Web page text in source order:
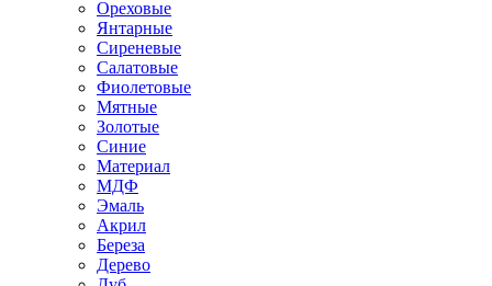
Ореховые
Янтарные
Сиреневые
Салатовые
Фиолетовые
Мятные
Золотые
Синие
Материал
МДФ
Эмаль
Акрил
Береза
Дерево